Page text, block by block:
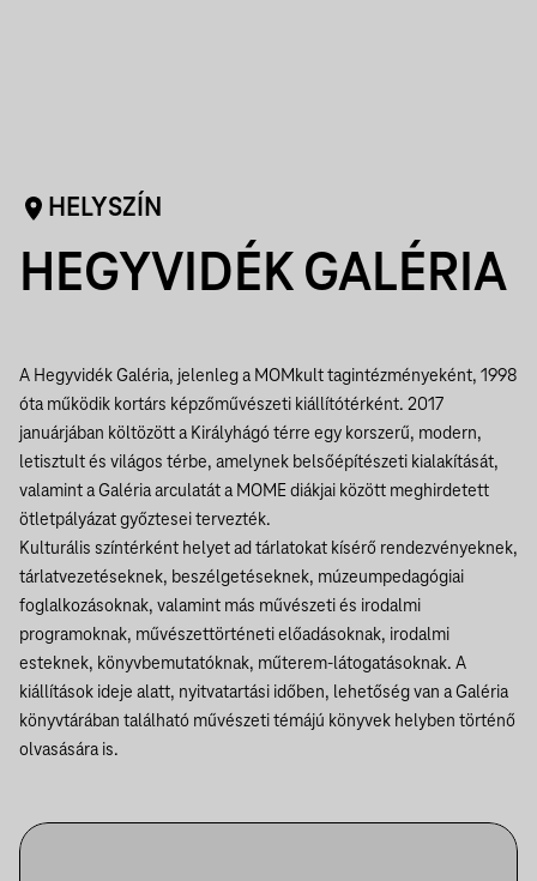
HELYSZÍN
HEGYVIDÉK GALÉRIA
A Hegyvidék Galéria, jelenleg a MOMkult tagintézményeként, 1998
óta működik kortárs képzőművészeti kiállítótérként. 2017
januárjában költözött a Királyhágó térre egy korszerű, modern,
letisztult és világos térbe, amelynek belsőépítészeti kialakítását,
valamint a Galéria arculatát a MOME diákjai között meghirdetett
ötletpályázat győztesei tervezték.
Kulturális színtérként helyet ad tárlatokat kísérő rendezvényeknek,
tárlatvezetéseknek, beszélgetéseknek, múzeumpedagógiai
foglalkozásoknak, valamint más művészeti és irodalmi
programoknak, művészettörténeti előadásoknak, irodalmi
esteknek, könyvbemutatóknak, műterem-látogatásoknak. A
kiállítások ideje alatt, nyitvatartási időben, lehetőség van a Galéria
könyvtárában található művészeti témájú könyvek helyben történő
olvasására is.